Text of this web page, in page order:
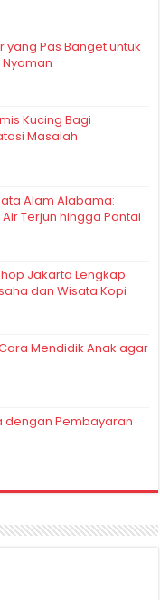
yang Pas Banget untuk
Kucing Bagi
Masalah
Alam Alabama:
Terjun hingga Pantai
Jakarta Lengkap
dan Wisata Kopi
Mendidik Anak agar
dengan Pembayaran